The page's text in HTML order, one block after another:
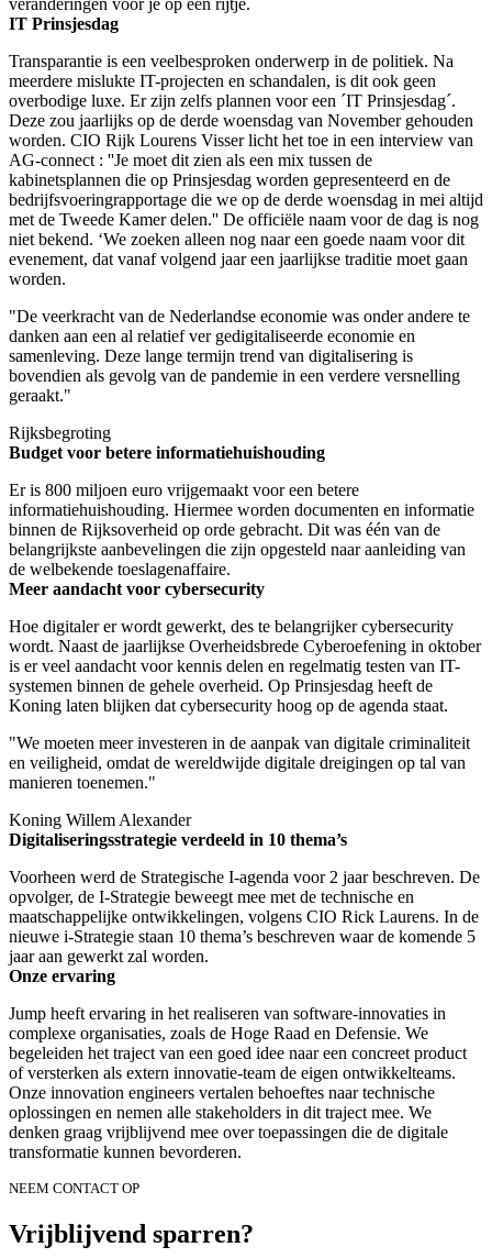
IT Prinsjesdag
Transparantie is een veelbesproken onderwerp in de politiek. Na
meerdere mislukte IT-projecten en schandalen, is dit ook geen
overbodige luxe. Er zijn zelfs plannen voor een ´IT Prinsjesdag´.
Deze zou jaarlijks op de derde woensdag van November gehouden
worden. CIO Rijk Lourens Visser licht het toe in een interview van
AG-connect : ''Je moet dit zien als een mix tussen de
kabinetsplannen die op Prinsjesdag worden gepresenteerd en de
bedrijfsvoeringrapportage die we op de derde woensdag in mei altijd
met de Tweede Kamer delen.'' De officiële naam voor de dag is nog
niet bekend. ‘We zoeken alleen nog naar een goede naam voor dit
evenement, dat vanaf volgend jaar een jaarlijkse traditie moet gaan
worden.
"De veerkracht van de Nederlandse economie was onder andere te
danken aan een al relatief ver gedigitaliseerde economie en
samenleving. Deze lange termijn trend van digitalisering is
bovendien als gevolg van de pandemie in een verdere versnelling
geraakt."
Rijksbegroting
Budget voor betere informatiehuishouding
Er is 800 miljoen euro vrijgemaakt voor een betere
informatiehuishouding. Hiermee worden documenten en informatie
binnen de Rijksoverheid op orde gebracht. Dit was één van de
belangrijkste aanbevelingen die zijn opgesteld naar aanleiding van
de welbekende toeslagenaffaire.
Meer aandacht voor cybersecurity
Hoe digitaler er wordt gewerkt, des te belangrijker cybersecurity
wordt. Naast de jaarlijkse Overheidsbrede Cyberoefening in oktober
is er veel aandacht voor kennis delen en regelmatig testen van IT-
systemen binnen de gehele overheid. Op Prinsjesdag heeft de
Koning laten blijken dat cybersecurity hoog op de agenda staat.
"We moeten meer investeren in de aanpak van digitale criminaliteit
en veiligheid, omdat de wereldwijde digitale dreigingen op tal van
manieren toenemen."
Koning Willem Alexander
Digitaliseringsstrategie verdeeld in 10 thema’s
Voorheen werd de Strategische I-agenda voor 2 jaar beschreven. De
opvolger, de I-Strategie beweegt mee met de technische en
maatschappelijke ontwikkelingen, volgens CIO Rick Laurens. In de
nieuwe i-Strategie staan 10 thema’s beschreven waar de komende 5
jaar aan gewerkt zal worden.
Onze ervaring
Jump heeft ervaring in het realiseren van software-innovaties in
complexe organisaties, zoals de Hoge Raad en Defensie. We
begeleiden het traject van een goed idee naar een concreet product
of versterken als extern innovatie-team de eigen ontwikkelteams.
Onze innovation engineers vertalen behoeftes naar technische
oplossingen en nemen alle stakeholders in dit traject mee. We
denken graag vrijblijvend mee over toepassingen die de digitale
transformatie kunnen bevorderen.
NEEM CONTACT OP
Vrijblijvend sparren?